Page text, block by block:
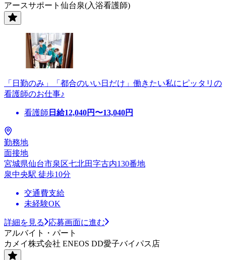
アースサポート仙台泉(入浴看護師)
「日勤のみ」「都合のいい日だけ」働きたい私にピッタリの
看護師のお仕事♪
看護師 日給12,040円〜13,040円
勤務地
面接地
宮城県仙台市泉区七北田字古内130番地
泉中央駅 徒歩10分
交通費支給
未経験OK
詳細を見る
応募画面に進む
アルバイト・パート
カメイ株式会社 ENEOS DD愛子バイパス店